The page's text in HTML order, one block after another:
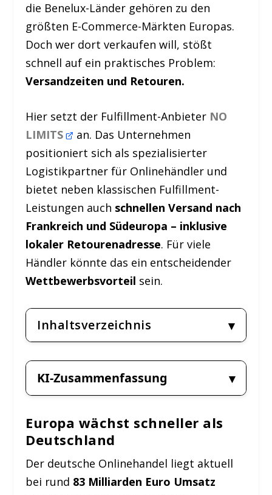
die Benelux-Länder gehören zu den
größten E-Commerce-Märkten Europas.
Doch wer dort verkaufen will, stößt
schnell auf ein praktisches Problem:
Versandzeiten und Retouren.
Hier setzt der Fulfillment-Anbieter NO
LIMITS
an. Das Unternehmen
positioniert sich als spezialisierter
Logistikpartner für Onlinehändler und
bietet neben klassischen Fulfillment-
Leistungen auch schnellen Versand nach
Frankreich und Südeuropa – inklusive
lokaler Retourenadresse. Für viele
Händler könnte das ein entscheidender
Wettbewerbsvorteil sein.
Inhaltsverzeichnis
KI-Zusammenfassung
Europa wächst schneller als
Deutschland
Der deutsche Onlinehandel liegt aktuell
bei rund 83 Milliarden Euro Umsatz